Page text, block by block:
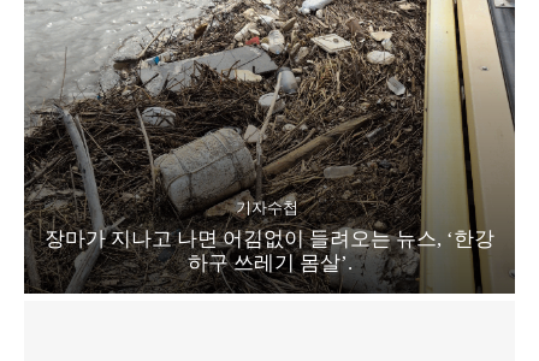
기자수첩
장마가 지나고 나면 어김없이 들려오는 뉴스, ‘한강
하구 쓰레기 몸살’.